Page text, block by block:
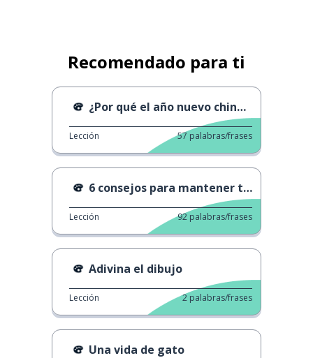
Recomendado para ti
¿Por qué el año nuevo chino es más tarde?
Lección 57 palabras/frases
6 consejos para mantener tus resoluciones
Lección 92 palabras/frases
Adivina el dibujo
Lección 2 palabras/frases
Una vida de gato